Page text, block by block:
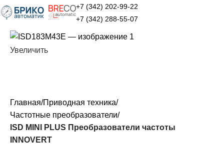
+7 (342) 202-99-22
+7 (342) 288-55-07
Увеличить
Главная Приводная техника
Частотные преобразователи
ISD MINI PLUS Преобразователи частоты
INNOVERT